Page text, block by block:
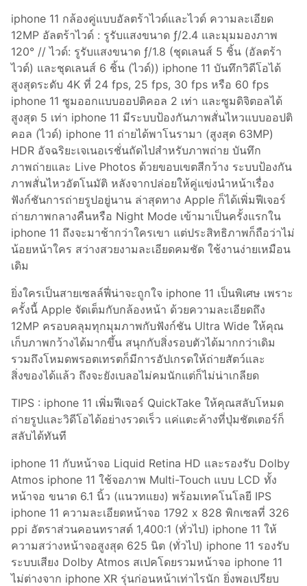
iphone 11 กล้องคู่แบบอัลตร้าไวด์และไวด์ ความละเอียด
12MP อัลตร้าไวด์ : รูรับแสงขนาด ƒ/2.4 และมุมมองภาพ
120° // ไวด์: รูรับแสงขนาด ƒ/1.8 (ชุดเลนส์ 5 ชิ้น (อัลตร้า
ไวด์) และชุดเลนส์ 6 ชิ้น (ไวด์)) iphone 11 บันทึกวิดีโอได้
สูงสุดระดับ 4K ที่ 24 fps, 25 fps, 30 fps หรือ 60 fps
iphone 11 ซูมออกแบบออปติคอล 2 เท่า และซูมดิจิตอลได้
สูงสุด 5 เท่า iphone 11 มีระบบป้องกันภาพสั่นไหวแบบออปติ
คอล (ไวด์) iphone 11 ถ่ายได้พาโนรามา (สูงสุด 63MP)
HDR อัจฉริยะเจเนอเรชั่นถัดไปสำหรับภาพถ่าย บันทึก
ภาพถ่ายและ Live Photos ด้วยขอบเขตสีกว้าง ระบบป้องกัน
ภาพสั่นไหวอัตโนมัติ หลังจากปล่อยให้คู่แข่งนำหน้าเรื่อง
ฟังก์ชันการถ่ายรูปอยู่นาน ล่าสุดทาง Apple ก็ได้เพิ่มฟีเจอร์
ถ่ายภาพกลางคืนหรือ Night Mode เข้ามาเป็นครั้งแรกใน
iphone 11 ถึงจะมาช้ากว่าใครเขา แต่ประสิทธิภาพก็ถือว่าไม่
น้อยหน้าใคร สว่างสวยงามละเอียดคมชัด ใช้งานง่ายเหมือน
เดิม
ยิ่งใครเป็นสายเซลล์ฟี่น่าจะถูกใจ iphone 11 เป็นพิเศษ เพราะ
ครั้งนี้ Apple จัดเต็มกับกล้องหน้า ด้วยความละเอียดถึง
12MP ครอบคลุมทุกมุมภาพกับฟังก์ชัน Ultra Wide ให้คุณ
เก็บภาพกว้างได้มากขึ้น สนุกกับสิ่งรอบตัวได้มากกว่าเดิม
รวมถึงโหมดพรอตเทรตก็มีการอัปเกรดให้ถ่ายสัตว์และ
สิ่งของได้แล้ว ถึงจะยังเบลอไม่คมนักแต่ก็ไม่น่าเกลียด
TIPS : iphone 11 เพิ่มฟีเจอร์ QuickTake ให้คุณสลับโหมด
ถ่ายรูปและวิดีโอได้อย่างรวดเร็ว แค่แตะค้างที่ปุ่มชัตเตอร์ก็
สลับได้ทันที
iphone 11 กับหน้าจอ Liquid Retina HD และรองรับ Dolby
Atmos iphone 11 ใช้จอภาพ Multi-Touch แบบ LCD ทั้ง
หน้าจอ ขนาด 6.1 นิ้ว (แนวทแยง) พร้อมเทคโนโลยี IPS
iphone 11 ความละเอียดหน้าจอ 1792 x 828 พิกเซลที่ 326
ppi อัตราส่วนคอนทราสต์ 1,400:1 (ทั่วไป) iphone 11 ให้
ความสว่างหน้าจอสูงสุด 625 นิต (ทั่วไป) iphone 11 รองรับ
ระบบเสียง Dolby Atmos สเปคโดยรวมหน้าจอ iphone 11
ไม่ต่างจาก iphone XR รุ่นก่อนหน้าเท่าไรนัก ยิ่งพอเปรียบ